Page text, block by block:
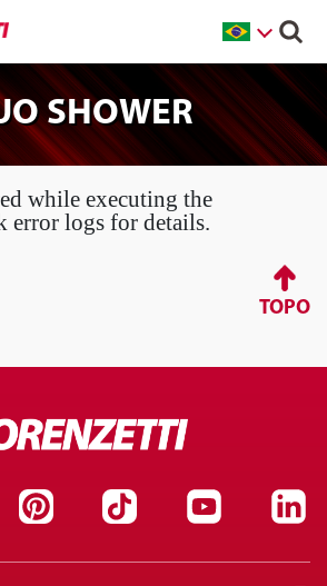
SHOWER
while executing the
error logs for details.
TOPO